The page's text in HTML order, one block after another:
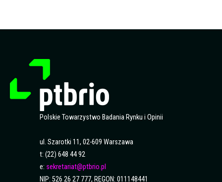
Polskie Towarzystwo Badania Rynku i Opinii
ul. Szarotki 11, 02-609 Warszawa
t: (22) 648 44 92
e: sekretariat@ptbrio.pl
NIP: 526 26 27 777, REGON: 011148441